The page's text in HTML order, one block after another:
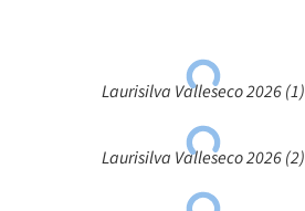
Laurisilva Valleseco 2026 (1)
Laurisilva Valleseco 2026 (2)